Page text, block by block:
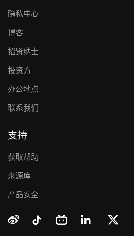
隐私中心
博客
招贤纳士
投资方
办公地点
联系我们
支持
获取帮助
来源库
产品安全